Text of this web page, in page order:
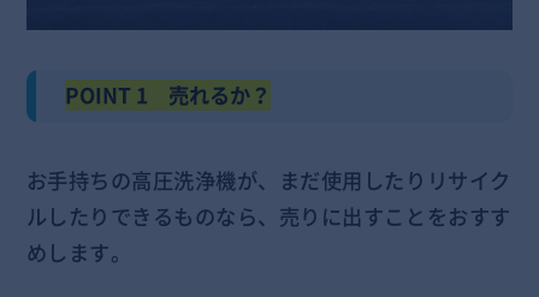
POINT 1 売れるか？
お手持ちの高圧洗浄機が、まだ使用したりリサイク
ルしたりできるものなら、売りに出すことをおすす
めします。